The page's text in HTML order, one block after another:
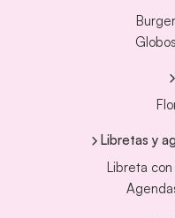
Libretas y
Libreta